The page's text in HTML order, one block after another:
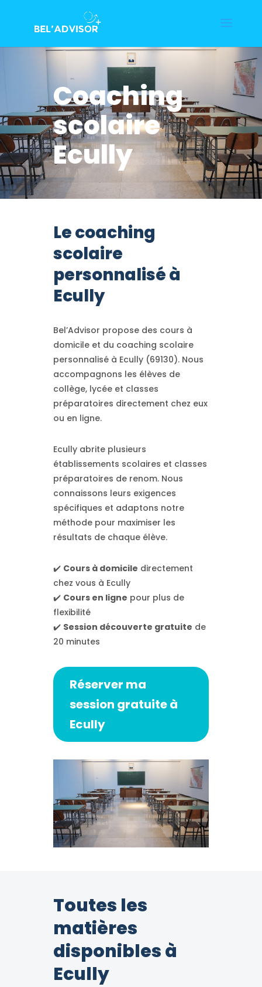
Coaching
scolaire
Ecully
Le coaching
scolaire
personnalisé à
Ecully
Bel’Advisor propose des cours à
domicile et du coaching scolaire
personnalisé à Ecully (69130). Nous
accompagnons les élèves de
collège, lycée et classes
préparatoires directement chez eux
ou en ligne.
Ecully abrite plusieurs
établissements scolaires et classes
préparatoires de renom. Nous
connaissons leurs exigences
spécifiques et adaptons notre
méthode pour maximiser les
résultats de chaque élève.
✔️ Cours à domicile directement
chez vous à Ecully
✔️ Cours en ligne pour plus de
flexibilité
✔️ Session découverte gratuite de
20 minutes
Réserver ma
session gratuite à
Ecully
Toutes les
matières
disponibles à
Ecully